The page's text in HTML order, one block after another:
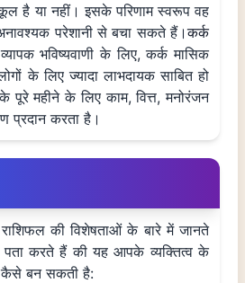
है या नहीं। इसके परिणाम स्वरूप वह
परेशानी से बचा सकते हैं।कर्क
भविष्यवाणी के लिए, कर्क मासिक
के लिए ज्यादा लाभदायक साबित हो
महीने के लिए काम, वित्त, मनोरंजन
प्रदान करता है।
की विशेषताओं के बारे में जानते
करते हैं की यह आपके व्यक्तित्व के
कैसे बन सकती है: